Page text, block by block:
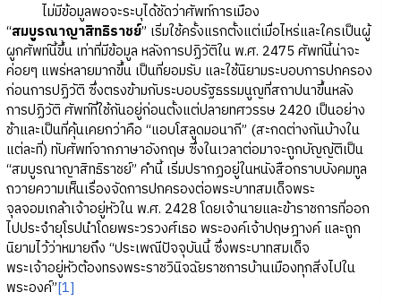
ไม่มีข้อมูลพอจะระบุได้ชัดว่าศัพท์การเมือง
“สมบูรณาญาสิทธิราชย์” เริ่มใช้ครั้งแรกตั้งแต่เมื่อไหร่และใครเป็นผู้
ผูกศัพท์นี้ขึ้น เท่าที่มีข้อมูล หลังการปฏิวัติใน พ.ศ. 2475 ศัพท์นี้น่าจะ
ค่อยๆ แพร่หลายมากขึ้น เป็นที่ยอมรับ และใช้นิยามระบอบการปกครอง
ก่อนการปฏิวัติ ซึ่งตรงข้ามกับระบอบรัฐธรรมนูญที่สถาปนาขึ้นหลัง
การปฏิวัติ ศัพท์ที่ใช้กันอยู่ก่อนตั้งแต่ปลายทศวรรษ 2420 เป็นอย่าง
ช้าและเป็นที่คุ้นเคยกว่าคือ “แอบโสลูดมอนากี” (สะกดต่างกันบ้างใน
แต่ละที่) ทับศัพท์จากภาษาอังกฤษ ซึ่งในเวลาต่อมาจะถูกบัญญัติเป็น
“สมบูรณาญาสิทธิราชย์” คำนี้ เริ่มปรากฏอยู่ในหนังสือกราบบังคมทูล
ถวายความเห็นเรื่องจัดการปกครองต่อพระบาทสมเด็จพระ
จุลจอมเกล้าเจ้าอยู่หัวใน พ.ศ. 2428 โดยเจ้านายและข้าราชการที่ออก
ไปประจำยุโรปนำโดยพระวรวงศ์เธอ พระองค์เจ้าปฤษฎางค์ และถูก
นิยามไว้ว่าหมายถึง “ประเพณีปัจจุบันนี้ ซึ่งพระบาทสมเด็จ
พระเจ้าอยู่หัวต้องทรงพระราชวินิจฉัยราชการบ้านเมืองทุกสิ่งไปใน
พระองค์”[1]